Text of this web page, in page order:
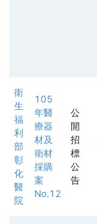
衛
生
福
利
部
彰
化
醫
院
105
年醫
療器
材及
衛材
採購
案
No.12
公
開
招
標
公
告